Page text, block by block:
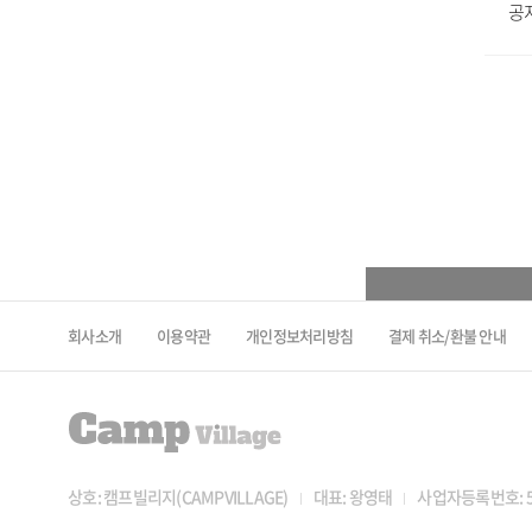
공
회사소개 이용약관 개인정보처리방침 결제 취소/환불 안내
상호: 캠프빌리지(CAMPVILLAGE) 대표: 왕영태 사업자등록번호: